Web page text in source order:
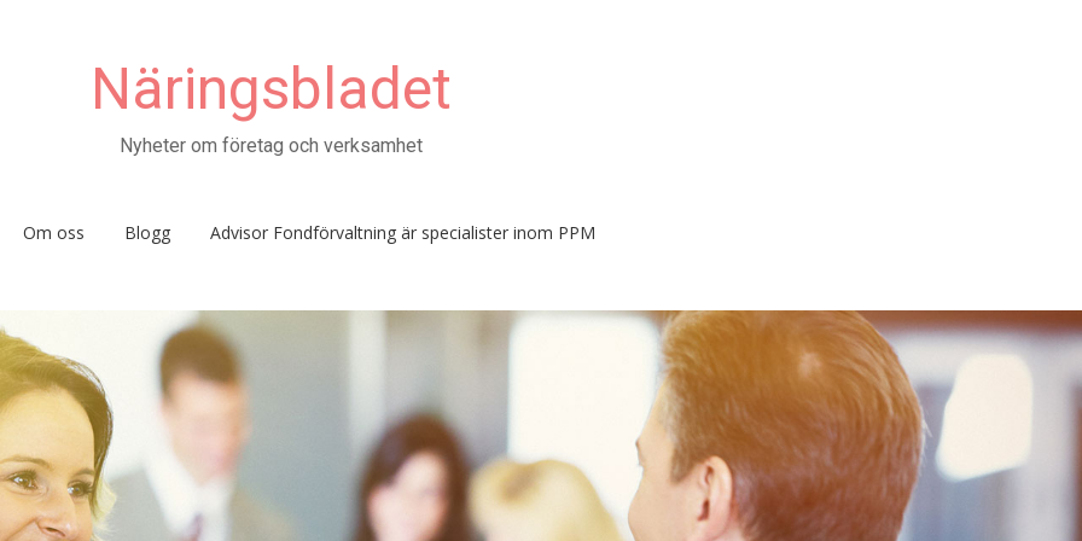
Näringsbladet
Nyheter om företag och verksamhet
Om oss Blogg Advisor Fondförvaltning är specialister inom PPM